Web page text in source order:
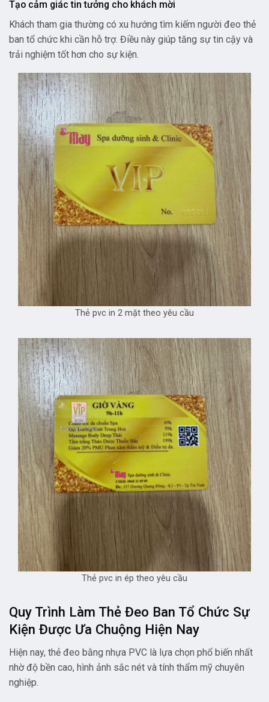
Tạo cảm giác tin tưởng cho khách mời
Khách tham gia thường có xu hướng tìm kiếm người đeo thẻ
ban tổ chức khi cần hỗ trợ. Điều này giúp tăng sự tin cậy và
trải nghiệm tốt hơn cho sự kiện.
Thẻ pvc in 2 mặt theo yêu cầu
Thẻ pvc in ép theo yêu cầu
Quy Trình Làm Thẻ Đeo Ban Tổ Chức Sự
Kiện Được Ưa Chuộng Hiện Nay
Hiện nay, thẻ đeo bằng nhựa PVC là lựa chọn phổ biến nhất
nhờ độ bền cao, hình ảnh sắc nét và tính thẩm mỹ chuyên
nghiệp.